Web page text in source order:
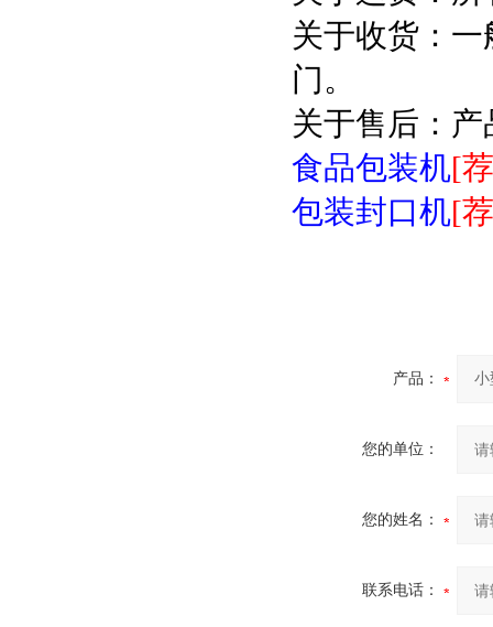
关于收货：
门。
关于售后：
食品包装机[
包装封口机[
产品：
您的单位：
您的姓名：
联系电话：